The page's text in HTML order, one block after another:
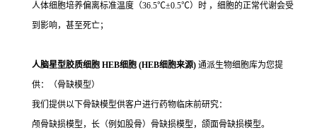
人体细胞培养偏离标准温度（36.5℃±0.5℃）时 ，细胞的正常代谢会受
到影响，甚至死亡；
人脑星型胶质细胞 HEB细胞 (HEB细胞来源) 通派生物细胞库为您提
供：（骨缺模型）
我们提供以下骨缺模型供客户进行药物临床前研究：
颅骨缺损模型，长（例如股骨）骨缺损模型，颌面骨缺损模型。